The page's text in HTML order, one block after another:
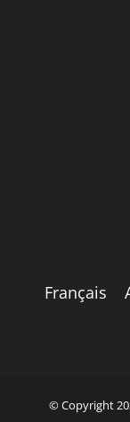
Français
© Copyright